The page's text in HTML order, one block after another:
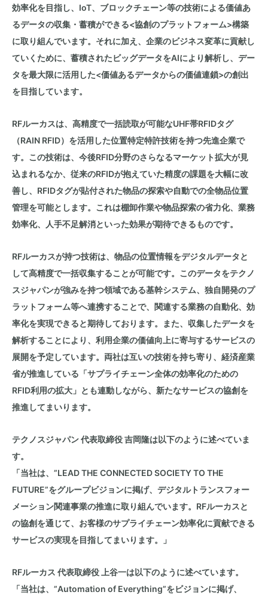
効率化を目指し、IoT、ブロックチェーン等の技術による価値あ
るデータの収集・蓄積ができる<協創のプラットフォーム>構築
に取り組んでいます。それに加え、企業のビジネス変革に貢献し
ていくために、蓄積されたビッグデータをAIにより解析し、デー
タを最大限に活用した<価値あるデータからの価値連鎖>の創出
を目指しています。
RFルーカスは、高精度で一括読取が可能なUHF帯RFIDタグ
（RAIN RFID）を活用した位置特定特許技術を持つ先進企業で
す。この技術は、今後RFID分野のさらなるマーケット拡大が見
込まれるなか、従来のRFIDが抱えていた精度の課題を大幅に改
善し、RFIDタグが貼付された物品の探索や自動での全物品位置
管理を可能とします。これは棚卸作業や物品探索の省力化、業務
効率化、人手不足解消といった効果が期待できるものです。
RFルーカスが持つ技術は、物品の位置情報をデジタルデータと
して高精度で一括収集することが可能です。このデータをテクノ
スジャパンが強みを持つ領域である基幹システム、独自開発のプ
ラットフォーム等へ連携することで、関連する業務の自動化、効
率化を実現できると期待しております。また、収集したデータを
解析することにより、利用企業の価値向上に寄与するサービスの
展開を予定しています。両社は互いの技術を持ち寄り、経済産業
省が推進している「サプライチェーン全体の効率化のための
RFID利用の拡大」とも連動しながら、新たなサービスの協創を
推進してまいります。
テクノスジャパン 代表取締役 吉岡隆は以下のように述べていま
す。
「当社は、”LEAD THE CONNECTED SOCIETY TO THE
FUTURE”をグループビジョンに掲げ、デジタルトランスフォー
メーション関連事業の推進に取り組んでいます。RFルーカスと
の協創を通じて、お客様のサプライチェーン効率化に貢献できる
サービスの実現を目指してまいります。」
RFルーカス 代表取締役 上谷一は以下のように述べています。
「当社は、”Automation of Everything”をビジョンに掲げ、